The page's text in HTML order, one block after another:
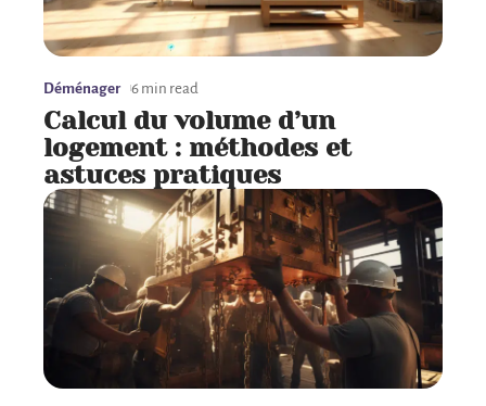
Déménager 6 min read
Calcul du volume d’un
logement : méthodes et
astuces pratiques